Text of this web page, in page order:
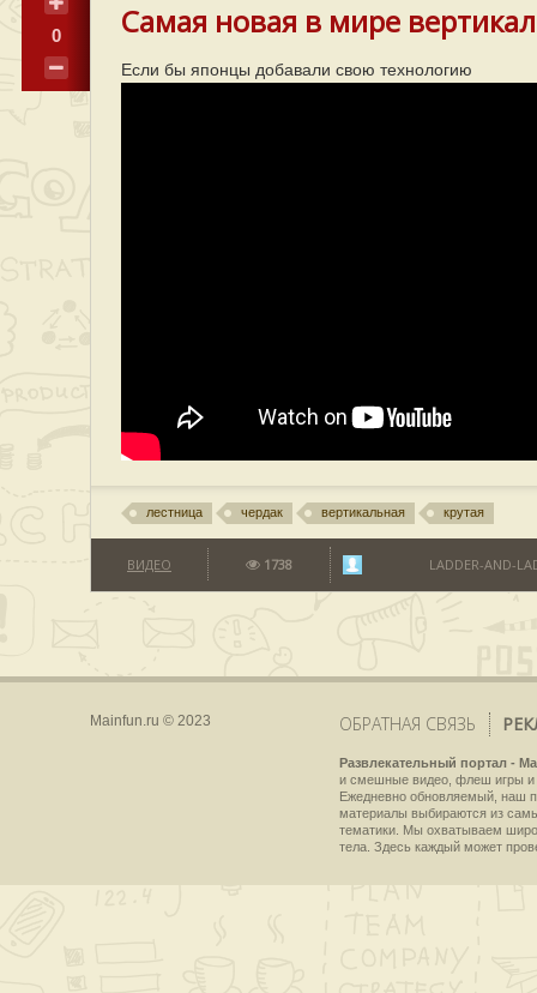
0 Самая новая в мире
Если бы японцы добавали свою технологию
лестница чердак вертикальная крутая
ВИДЕО 1738 LADDER-AND-
Mainfun.ru © 2023 ОБРАТНАЯ СВЯЗЬ
Развлекательный портал -
и смешные видео, флеш игры и
Ежедневно обновляемый, наш
материалы выбираются из
тематики. Мы охватываем
тела. Здесь каждый может